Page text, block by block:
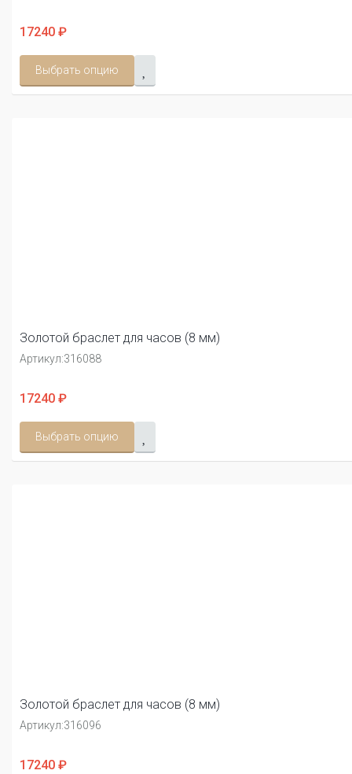
17240 ₽
Выбрать опцию
Золотой браслет для часов (8 мм)
Артикул:316088
17240 ₽
Выбрать опцию
Золотой браслет для часов (8 мм)
Артикул:316096
17240 ₽